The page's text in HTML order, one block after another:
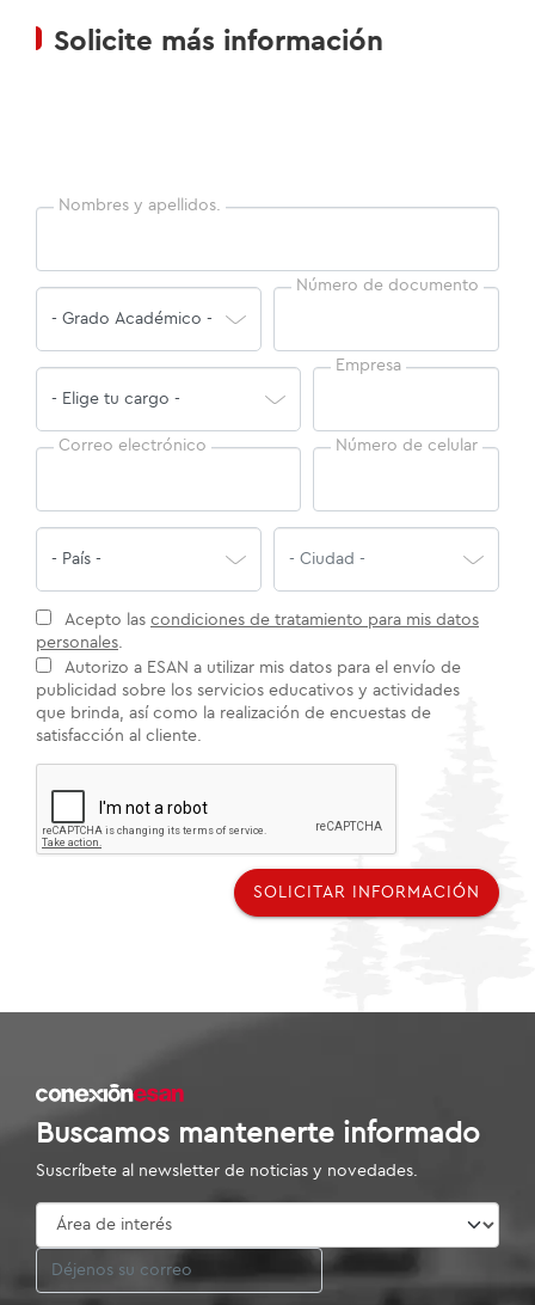
Solicite más información
Nombres y apellidos.
Número de documento
Empresa
Correo electrónico Número de celular
Acepto las condiciones de tratamiento para mis datos
personales.
Autorizo a ESAN a utilizar mis datos para el envío de
publicidad sobre los servicios educativos y actividades
que brinda, así como la realización de encuestas de
satisfacción al cliente.
SOLICITAR INFORMACIÓN
Buscamos mantenerte informado
Suscríbete al newsletter de noticias y novedades.